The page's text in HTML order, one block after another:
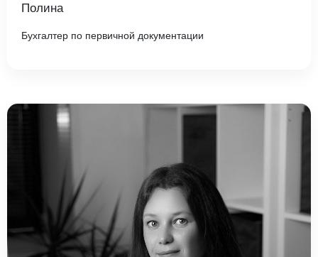
Полина
Бухгалтер по первичной документации